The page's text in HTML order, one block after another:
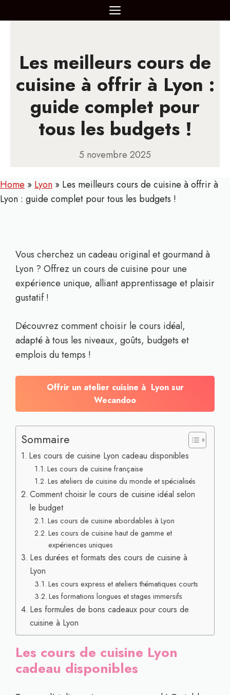
au
MENU
Les meilleurs cours de
cuisine à offrir à Lyon :
guide complet pour
tous les budgets !
5 novembre 2025
Home » Lyon » Les meilleurs cours de cuisine à offrir à
Lyon : guide complet pour tous les budgets !
Vous cherchez un cadeau original et gourmand à
Lyon ? Offrez un cours de cuisine pour une
expérience unique, alliant apprentissage et plaisir
gustatif !
Découvrez comment choisir le cours idéal,
adapté à tous les niveaux, goûts, budgets et
emplois du temps !
Offrir un atelier cuisine à Lyon sur
Wecandoo
Sommaire
Les cours de cuisine Lyon cadeau disponibles
Les cours de cuisine française
Les ateliers de cuisine du monde et spécialisés
Comment choisir le cours de cuisine idéal selon
le budget
Les cours de cuisine abordables à Lyon
Les cours de cuisine haut de gamme et
expériences uniques
Les durées et formats des cours de cuisine à
Lyon
Les cours express et ateliers thématiques courts
Les formations longues et stages immersifs
Les formules de bons cadeaux pour cours de
cuisine à Lyon
Les cours de cuisine Lyon
cadeau disponibles